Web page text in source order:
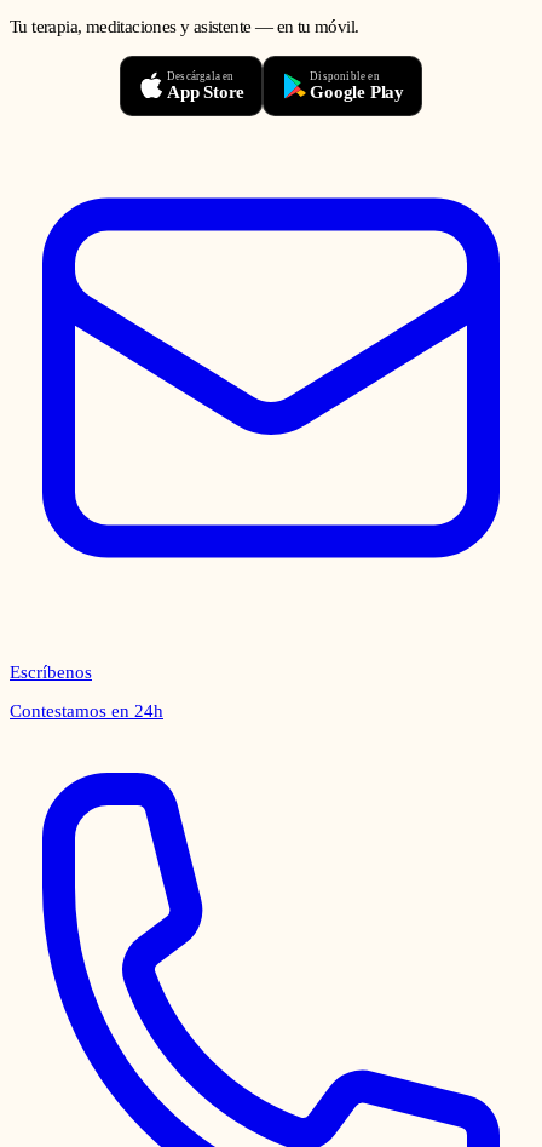
Tu terapia, meditaciones y asistente — en tu móvil.
Descárgala en
App Store
Disponible en
Google Play
Escríbenos
Contestamos en 24h